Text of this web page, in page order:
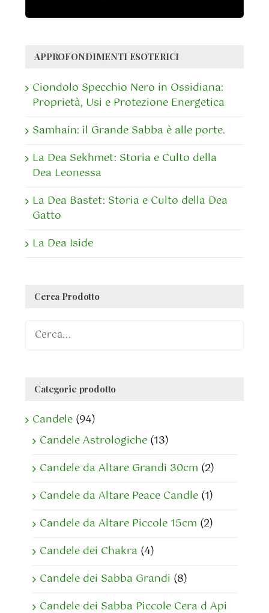
APPROFONDIMENTI ESOTERICI
Ciondolo Specchio Nero in Ossidiana:
Proprietà, Usi e Protezione Energetica
Samhain: il Grande Sabba è alle porte.
La Dea Sekhmet: Storia e Culto della
Dea Leonessa
La Dea Bastet: Storia e Culto della Dea
Gatto
La Dea Iside
Cerca Prodotto
Categorie prodotto
Candele (94)
Candele Astrologiche (13)
Candele da Altare Grandi 30cm (2)
Candele da Altare Peace Candle (1)
Candele da Altare Piccole 15cm (2)
Candele dei Chakra (4)
Candele dei Sabba Grandi (8)
Candele dei Sabba Piccole Cera d Api